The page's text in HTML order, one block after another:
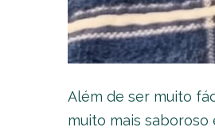
Além de ser muito
muito mais saboroso